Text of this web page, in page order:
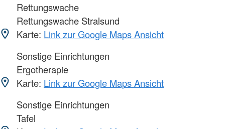
Rettungswache
Rettungswache Stralsund
Karte: Link zur Google Maps Ansicht
Sonstige Einrichtungen
Ergotherapie
Karte: Link zur Google Maps Ansicht
Sonstige Einrichtungen
Tafel